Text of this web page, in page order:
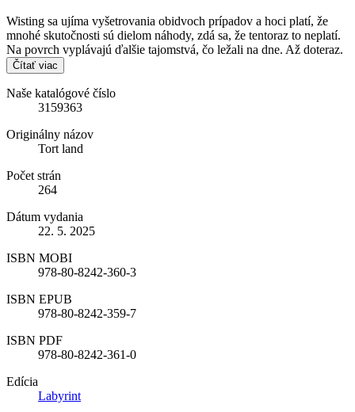
Wisting sa ujíma vyšetrovania obidvoch prípadov a hoci platí, že
mnohé skutočnosti sú dielom náhody, zdá sa, že tentoraz to neplatí.
Na povrch vyplávajú ďalšie tajomstvá, čo ležali na dne. Až doteraz.
Čítať viac
Naše katalógové číslo
3159363
Originálny názov
Tort land
Počet strán
264
Dátum vydania
22. 5. 2025
ISBN MOBI
978-80-8242-360-3
ISBN EPUB
978-80-8242-359-7
ISBN PDF
978-80-8242-361-0
Edícia
Labyrint